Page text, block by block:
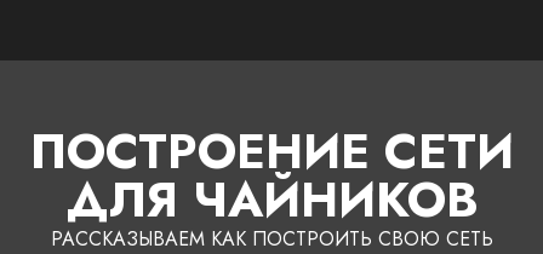
ПОСТРОЕНИЕ СЕТИ
ДЛЯ ЧАЙНИКОВ
РАССКАЗЫВАЕМ КАК ПОСТРОИТЬ СВОЮ СЕТЬ